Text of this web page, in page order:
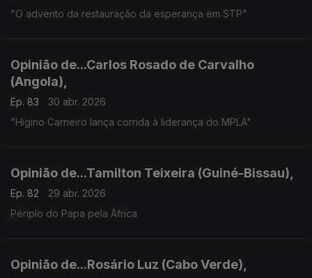
"O advento da restauração da esperança em STP"
Opinião de...Carlos Rosado de Carvalho
(Angola),
Ep. 83
30 abr. 2026
"Higino Carneiro lança corrida à liderança do MPLA"
Opinião de...Tamilton Teixeira (Guiné-Bissau),
Ep. 82
29 abr. 2026
Périplo do Papa pela África
Opinião de...Rosário Luz (Cabo Verde),